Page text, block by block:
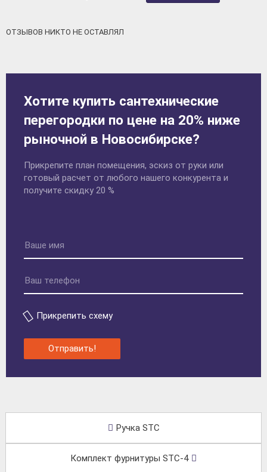
ОТЗЫВОВ НИКТО НЕ ОСТАВЛЯЛ
Хотите купить сантехнические
перегородки по цене на 20% ниже
рыночной в Новосибирске?
Прикрепите план помещения, эскиз от руки или
готовый расчет от любого нашего конкурента и
получите скидку 20 %
Прикрепить схему
Отправить!
Ручка STC
Комплект фурнитуры STC-4